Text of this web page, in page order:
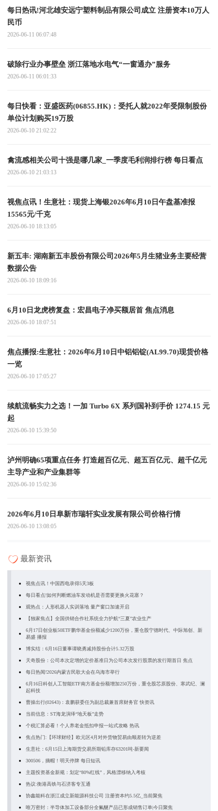
每日热讯!河北雄安远宁塑料制品有限公司成立 注册资本10万人
民币
2026-06-11 06:07:48
破除行业办事壁垒 浙江落地水电气“一窗通办”服务
2026-06-11 06:01:33
每日快看：亚盛医药(06855.HK)：受托人就2022年受限制股份
单位计划购买19万股
2026-06-10 21:02:22
禽流感相关公司十强是哪几家_一季度毛利润排行榜 每日看点
2026-06-10 21:03:13
视焦点讯！生意社：现货上海银2026年6月10日午盘基准报
15565元/千克
2026-06-10 18:13:05
新五丰: 湖南新五丰股份有限公司2026年5月生猪业务主要经营
数据公告
2026-06-10 18:09:16
6月10日龙虎榜复盘：宏昌电子净买额居首 焦点消息
2026-06-10 18:07:51
焦点播报:生意社：2026年6月10日中铝铝锭(AL99.70)现货价格
一览
2026-06-10 17:05:27
续航流畅实力之选！一加 Turbo 6X 系列国补到手价 1274.15 元
起
2026-06-10 15:39:50
泸州明确65项重点任务 打造超百亿元、超五百亿元、超千亿元
主导产业和产业集群等
2026-06-10 15:02:36
2026年6月10日阜新市瑞轩实业发展有限公司价格行情
2026-06-10 13:08:05
最新资讯
视焦点讯！中国西电录得5天3板
每日看点!如何判断燃油车发动机是否需要更换火花塞？
观热点：人形机器人实训落地 量产窗口加速开启
【独家焦点】全国供销合作社系统全力护航“三夏”农业生产
6月17日创业板50ETF鹏华基金份额减少1200万份，重仓股宁德时代、中际旭创、新
易盛 播报
博实结：6月16日董事谭晓勇减持股份合计5.32万股
天奇股份：公司本次定增的定价基准日为公司本次发行股票的发行期首日 焦点
每日热闻!2026内蒙古民歌大会在乌海市举行
6月16日科创人工智能ETF南方基金份额增加250万份，重仓股芯原股份、寒武纪、澜
起科技
曹操出行(02643)：袁鹏获委任为副总裁兼首席财务官 快资讯
当前信息：ST海龙演绎“地天板”走势
个税汇算必看！个人养老金抵扣申报一站式攻略 热讯
焦点热门:【环球财经】欧元区4月对外货物贸易由顺差转为逆差
生意社：6月15日上海期货交易所期铅库存63201吨-新要闻
300506，摘帽！明天停牌 每日短讯
主题投资基金新规：划定“80%红线”，风格漂移纳入考核
热议:衡港高铁与石济客专互通
协鑫能科在浙江成立新能源科技公司 注册资本约5.5亿_当前聚焦
唯万密封：半导体加工设备部分全氟醚产品已形成销售订单|今日聚焦